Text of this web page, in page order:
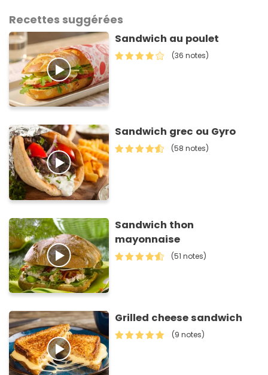
Recettes suggérées
Sandwich au poulet
(36 notes)
Sandwich grec ou Gyro
(58 notes)
Sandwich thon
mayonnaise
(51 notes)
Grilled cheese sandwich
(9 notes)